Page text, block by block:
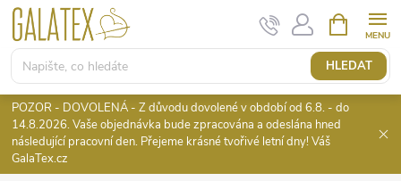
Přejít
obsah
HLEDAT
NÁKUPNÍ
KOŠÍK
POZOR - DOVOLENÁ - Z důvodu dovolené v období od 6.8. - do
14.8.2026. Vaše objednávka bude zpracována a odeslána hned
následující pracovní den. Přejeme krásné tvořivé letní dny! Váš
GalaTex.cz